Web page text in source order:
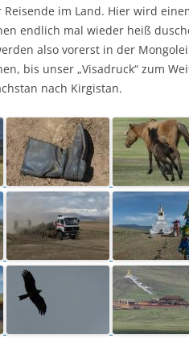
im Land. Hier wird
endlich mal wieder heiß
also vorerst in der
bis unser „Visadruck“ zum
nach Kirgistan.